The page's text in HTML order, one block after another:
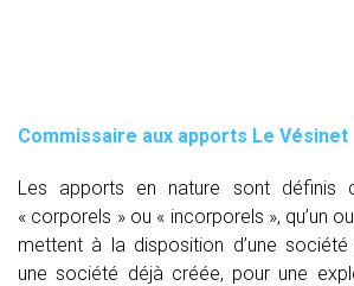
Commissaire aux apports Le Vésinet
Les apports en nature sont définis
« corporels » ou « incorporels », qu’un
mettent à la disposition d’une
une société déjà créée, pour une